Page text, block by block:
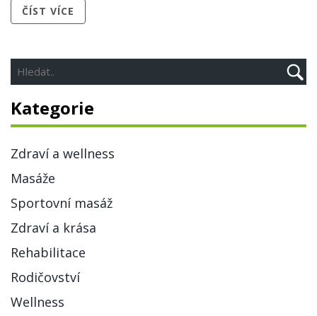
ČÍST VÍCE
Kategorie
Zdraví a wellness
Masáže
Sportovní masáž
Zdraví a krása
Rehabilitace
Rodičovství
Wellness